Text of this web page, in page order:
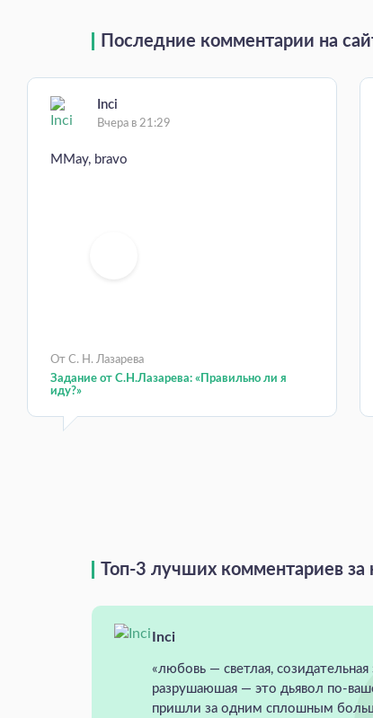
Последние комментарии на
Inci
Вчера в 21:29
MMay, bravo
От С. Н. Лазарева
Задание от С.Н.Лазарева: «Правильно ли я
иду?»
Топ-3 лучших комментариев
Inci
«любовь — светлая, созидательная
разрушаюшая — это дьявол по-
пришли за одним сплошным